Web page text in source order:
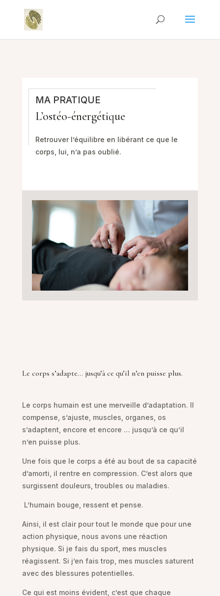
MA PRATIQUE
L’ostéo-énergétique
Retrouver l’équilibre en libérant ce que le
corps, lui, n’a pas oublié.
Le corps s’adapte… jusqu’à ce qu’il n’en puisse plus.
Le corps humain est une merveille d’adaptation. Il
compense, s’ajuste, muscles, organes, os
s’adaptent, encore et encore … jusqu’à ce qu’il
n’en puisse plus.
Une fois que le corps a été au bout de sa capacité
d’amorti, il rentre en compression. C’est alors que
surgissent douleurs, troubles ou maladies.
L’humain bouge, ressent et pense.
Ainsi, il est clair pour tout le monde que pour une
action physique, nous avons une réaction
physique. Si je fais du sport, mes muscles
réagissent. Si j’en fais trop, mes muscles saturent
avec des blessures potentielles.
Ce qui est moins évident, c’est que chaque